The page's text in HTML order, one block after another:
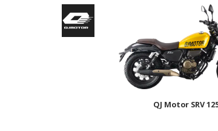
QJ Motor SRV